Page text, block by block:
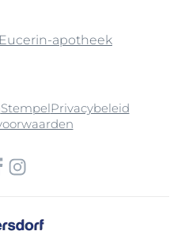
apotheek
StempelPrivacybeleid